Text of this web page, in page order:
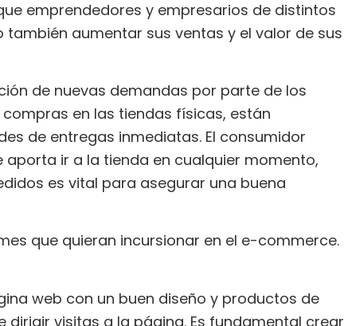
emprendedores y empresarios de distintos
aumentar sus ventas y el valor de sus
de nuevas demandas por parte de los
en las tiendas físicas, están
de entregas inmediatas. El consumidor
ir a la tienda en cualquier momento,
es vital para asegurar una buena
que quieran incursionar en el e-commerce.
web con un buen diseño y productos de
visitas a la página. Es fundamental crear